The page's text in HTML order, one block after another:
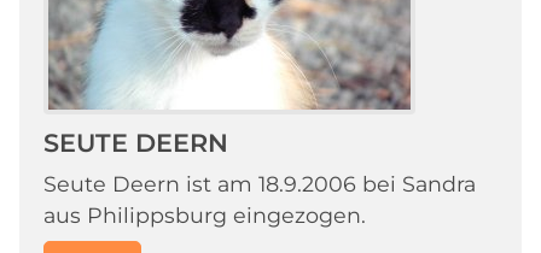
SEUTE DEERN
Seute Deern ist am 18.9.2006 bei Sandra
aus Philippsburg eingezogen.